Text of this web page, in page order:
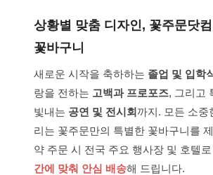
상황별 맞춤 디자인, 꽃주문닷
꽃바구니
새로운 시작을 축하하는 졸업 및 입학
랑을 전하는 고백과 프로포즈, 그리고
빛내는 공연 및 전시회까지. 모든 소중
리는 꽃주문만의 특별한 꽃바구니를
약 주문 시 전국 주요 행사장 및 호텔로
간에 맞춰 안심 배송해 드립니다.